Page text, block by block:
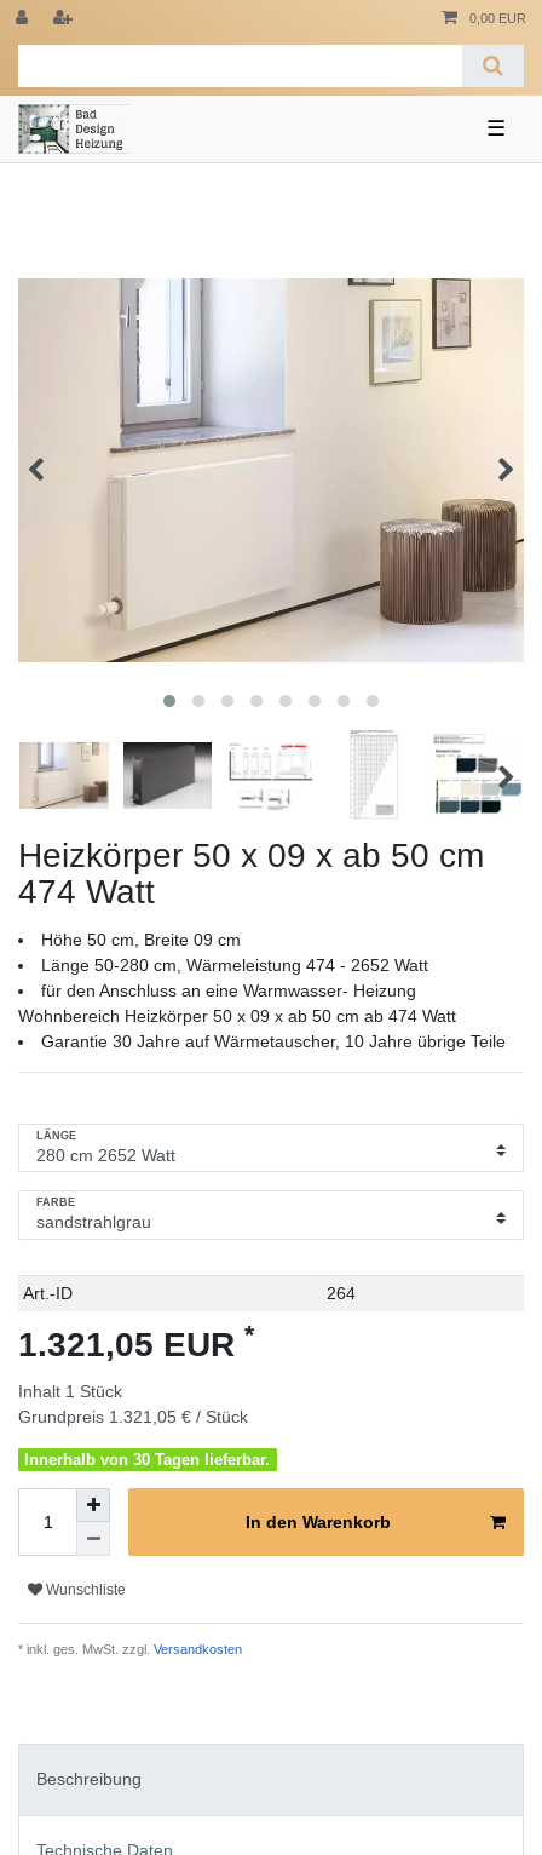
0,00 EUR
☰
Heizkörper 50 x 09 x ab 50 cm
474 Watt
Höhe 50 cm, Breite 09 cm
Länge 50-280 cm, Wärmeleistung 474 - 2652 Watt
für den Anschluss an eine Warmwasser- Heizung
Wohnbereich Heizkörper 50 x 09 x ab 50 cm ab 474 Watt
Garantie 30 Jahre auf Wärmetauscher, 10 Jahre übrige Teile
LÄNGE
FARBE
Technisches
Wert
Art.-ID 264
1.321,05 EUR *
Inhalt 1 Stück
Grundpreis 1.321,05 € / Stück
Innerhalb von 30 Tagen lieferbar.
In den Warenkorb
Wunschliste
* inkl. ges. MwSt. zzgl. Versandkosten
Beschreibung
Technische Daten